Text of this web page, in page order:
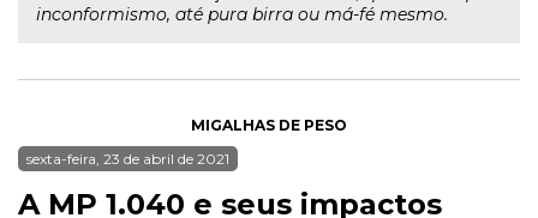
inconformismo, até pura birra ou má-fé mesmo.
MIGALHAS DE PESO
sexta-feira, 23 de abril de 2021
A MP 1.040 e seus impactos